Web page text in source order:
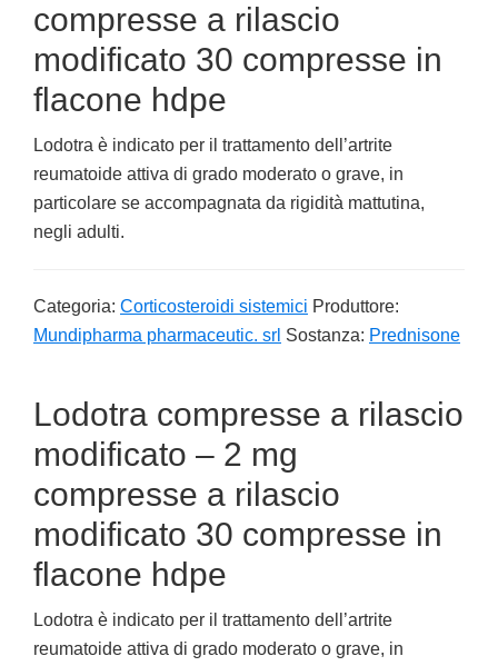
compresse a rilascio
modificato 30 compresse in
flacone hdpe
Lodotra è indicato per il trattamento dell’artrite
reumatoide attiva di grado moderato o grave, in
particolare se accompagnata da rigidità mattutina,
negli adulti.
Categoria: Corticosteroidi sistemici Produttore:
Mundipharma pharmaceutic. srl Sostanza: Prednisone
Lodotra compresse a rilascio
modificato – 2 mg
compresse a rilascio
modificato 30 compresse in
flacone hdpe
Lodotra è indicato per il trattamento dell’artrite
reumatoide attiva di grado moderato o grave, in